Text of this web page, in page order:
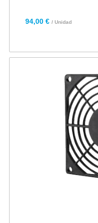
94,00 € / Unidad